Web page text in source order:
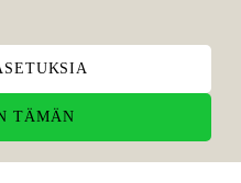
TÄMÄN